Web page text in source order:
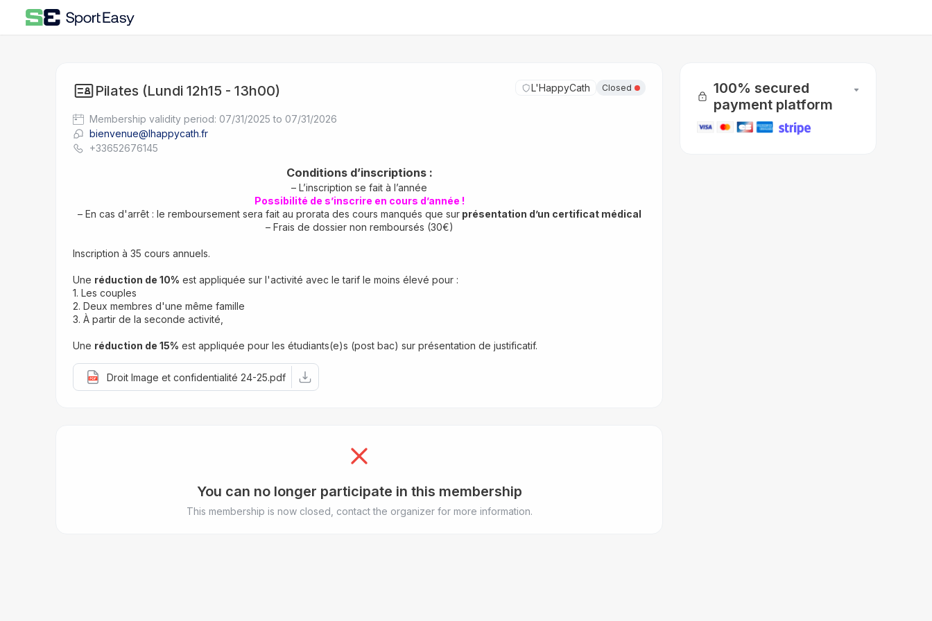
Pilates (Lundi 12h15 - 13h00) L'HappyCath Closed
Membership validity period: 07/31/2025 to 07/31/2026
bienvenue@lhappycath.fr
+33652676145
Conditions d’inscriptions :
– L’inscription se fait à l’année
Possibilité de s’inscrire en cours d’année !
– En cas d'arrêt : le remboursement sera fait au prorata des cours manqués que sur présentation d’un certificat médical
– Frais de dossier non remboursés (30€)
Inscription à 35 cours annuels.
Une réduction de 10% est appliquée sur l'activité avec le tarif le moins élevé pour :
1. Les couples
2. Deux membres d'une même famille
3. À partir de la seconde activité,
Une réduction de 15% est appliquée pour les étudiants(e)s (post bac) sur présentation de justificatif.
Droit Image et confidentialité 24-25.pdf
You can no longer participate in this membership
This membership is now closed, contact the organizer for more information.
100% secured
payment platform